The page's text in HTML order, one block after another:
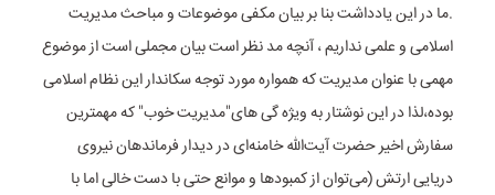
.ما در این یادداشت بنا بر بیان مکفی موضوعات و مباحث مدیریت
اسلامی و علمی نداریم ، آنچه مد نظر است بیان مجملی است از موضوع
مهمی با عنوان مدیریت که همواره مورد توجه سکاندار این نظام اسلامی
بوده،لذا در این نوشتار به ویژه گی های"مدیریت خوب" که مهمترین
سفارش اخیر حضرت آیت‌الله خامنه‌ای در دیدار فرماندهان نیروی
دریایی ارتش (می‌توان از کمبودها و موانع حتی با دست خالی اما با